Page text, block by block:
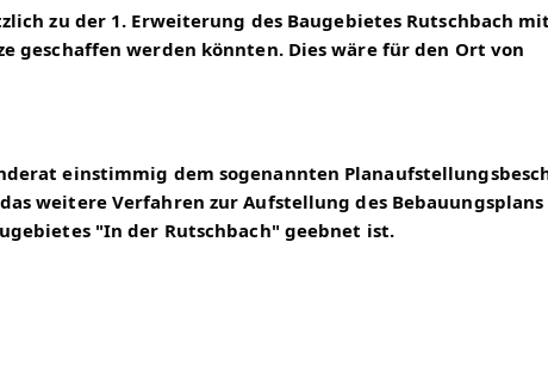
zu der 1. Erweiterung des Baugebietes Rutschbach
geschaffen werden könnten. Dies wäre für den Ort von
einstimmig dem sogenannten
weitere Verfahren zur Aufstellung des
"In der Rutschbach" geebnet ist.